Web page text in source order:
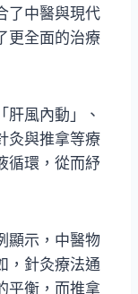
了中醫與現代
更全面的治療
肝風內動」、
灸與推拿等療
循環，從而紓
顯示，中醫物
，針灸療法通
平衡，而推拿